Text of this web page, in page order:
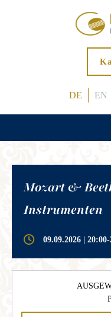
DE EN
Mozart &
Instrumenten
09.09.2026 |